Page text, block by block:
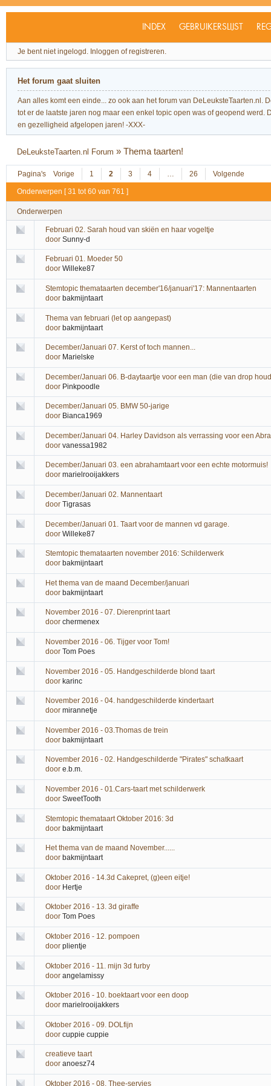
INDEX GEBRUIKERSLIJST
Je bent niet ingelogd. Inloggen of registreren.
Het forum gaat sluiten
Aan alles komt een einde... zo ook aan het forum van
tot er de laatste jaren nog maar een enkel topic open was of geopend
en gezelligheid afgelopen jaren! -XXX-
DeLeuksteTaarten.nl Forum »Thema taarten!
Pagina's Vorige 1 2 3 4 … 26 Volgende
Onderwerpen [ 31 tot 60 van 761 ]
Onderwerpen
Februari 02. Sarah houd van skiën en haar vogeltje
door Sunny-d
Februari 01. Moeder 50
door Willeke87
Stemtopic themataarten december'16/januari'17: Mannentaarten
door bakmijntaart
Thema van februari (let op aangepast)
door bakmijntaart
December/Januari 07. Kerst of toch mannen...
door Marielske
December/Januari 06. B-daytaartje voor een man (die van drop
door Pinkpoodle
December/Januari 05. BMW 50-jarige
door Bianca1969
December/Januari 04. Harley Davidson als verrassing voor een
door vanessa1982
December/Januari 03. een abrahamtaart voor een echte motormuis!
door marielrooijakkers
December/Januari 02. Mannentaart
door Tigrasas
December/Januari 01. Taart voor de mannen vd garage.
door Willeke87
Stemtopic themataarten november 2016: Schilderwerk
door bakmijntaart
Het thema van de maand December/januari
door bakmijntaart
November 2016 - 07. Dierenprint taart
door chermenex
November 2016 - 06. Tijger voor Tom!
door Tom Poes
November 2016 - 05. Handgeschilderde blond taart
door karinc
November 2016 - 04. handgeschilderde kindertaart
door mirannetje
November 2016 - 03.Thomas de trein
door bakmijntaart
November 2016 - 02. Handgeschilderde "Pirates" schatkaart
door e.b.m.
November 2016 - 01.Cars-taart met schilderwerk
door SweetTooth
Stemtopic themataart Oktober 2016: 3d
door bakmijntaart
Het thema van de maand November......
door bakmijntaart
Oktober 2016 - 14.3d Cakepret, (g)een eitje!
door Hertje
Oktober 2016 - 13. 3d giraffe
door Tom Poes
Oktober 2016 - 12. pompoen
door plientje
Oktober 2016 - 11. mijn 3d furby
door angelamissy
Oktober 2016 - 10. boektaart voor een doop
door marielrooijakkers
Oktober 2016 - 09. DOLfijn
door cuppie cuppie
creatieve taart
door anoesz74
Oktober 2016 - 08. Thee-servies